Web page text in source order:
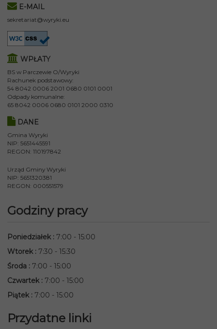
E-MAIL
sekretariat@wyryki.eu
WPŁATY
BS w Parczewie O/Wyryki
Rachunek podstawowy:
54 8042 0006 2001 0680 0101 0001
Odpady komunalne:
65 8042 0006 0680 0101 2000 0310
DANE
Gmina Wyryki
NIP: 5651445591
REGON: 110197842
Urząd Gminy Wyryki
NIP: 5651320381
REGON: 000551579
Godziny pracy
Poniedziałek: 7:00 - 15:00
Wtorek: 7:30 - 15:30
Środa : 7:00 - 15:00
Czwartek: 7:00 - 15:00
Piątek: 7:00 - 15:00
Przydatne linki